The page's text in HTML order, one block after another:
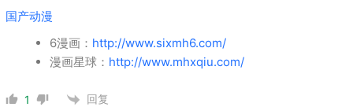
国产动漫
6漫画： http://www.sixmh6.com/
漫画星球： http://www.mhxqiu.com/
1 回复